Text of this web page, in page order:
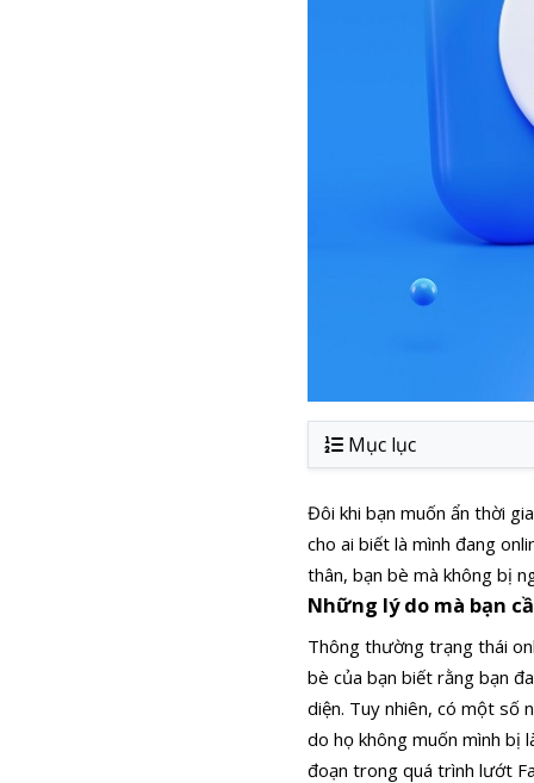
Mục lục
Đôi khi bạn muốn ẩn thời
cho ai biết là mình đang
thân, bạn bè mà không bị
Những lý do mà bạn
Thông thường trạng thái
bè của bạn biết rằng bạn
diện. Tuy nhiên, có một số
do họ không muốn mình bị
đoạn trong quá trình lướt